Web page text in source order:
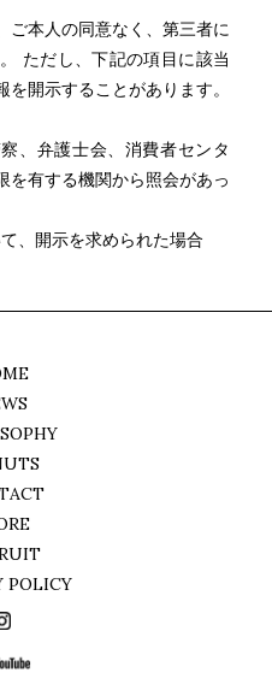
ご本人の同意なく、第三者に
ただし、下記の項目に該当
開示することがあります。
、弁護士会、消費者センタ
を有する機関から照会があっ
、開示を求められた場合
POLICY